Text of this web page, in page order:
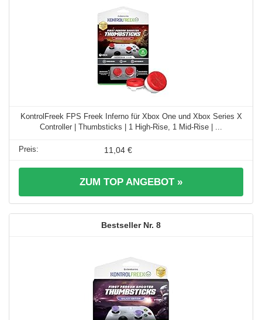
KontrolFreek FPS Freek Inferno für Xbox One und Xbox Series X
Controller | Thumbsticks | 1 High-Rise, 1 Mid-Rise | ...
11,04 €
ZUM TOP ANGEBOT »
8